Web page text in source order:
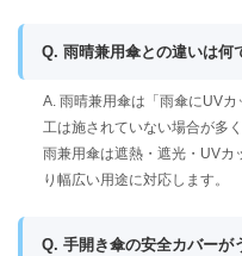
Q. 雨晴兼用傘との違いは何
A. 雨晴兼用傘は「雨傘にUV
工は施されていない場合が多
雨兼用傘は遮熱・遮光・UVカ
り幅広い用途に対応します。
Q. 手開き傘の安全カバーが